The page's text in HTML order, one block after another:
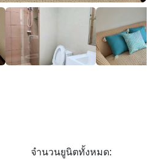
จำนวนยูนิตทั้งหมด: